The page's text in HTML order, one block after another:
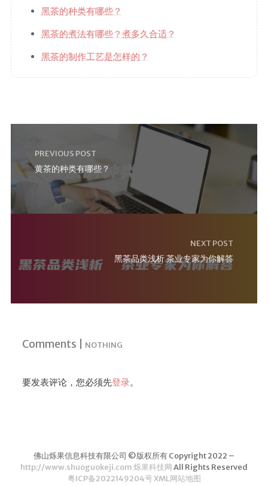
黑茶的种类有哪些？
黑茶的煮法有哪些？煮多久合适？
黑茶的制作工艺是怎样的？
PREVIOUS POST
黄茶的种类有哪些？
NEXT POST
黑茶品类浅析 茶业专家为你解答
Comments | NOTHING
要发表评论，您必须先登录。
佛山烁果信息科技有限公司 ©版权所有 Copyright 2022 –
http://www.shuoguokeji.com 烁果科技网All Rights Reserved
粤ICP备2022149204号XML网站地图